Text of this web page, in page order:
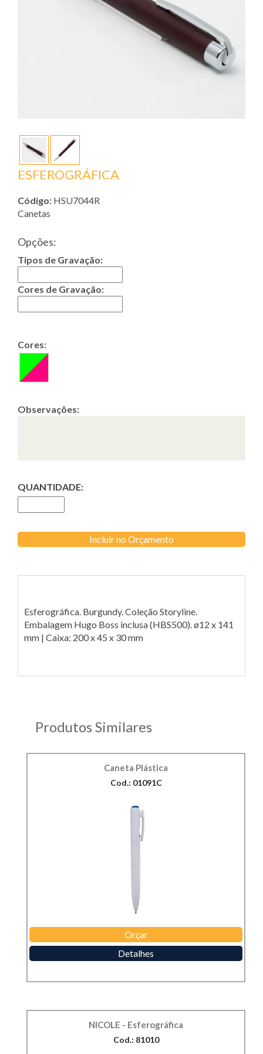
ESFEROGRÁFICA
Código: HSU7044R
Canetas
Opções:
Tipos de Gravação:
Cores de Gravação:
Cores:
Observações:
QUANTIDADE:
Incluir no Orçamento
Esferográfica. Burgundy. Coleção Storyline.
Embalagem Hugo Boss inclusa (HBS500). ø12 x 141
mm | Caixa: 200 x 45 x 30 mm
Produtos Similares
Caneta Plástica
Cod.: 01091C
Orçar
Detalhes
NICOLE - Esferográfica
Cod.: 81010